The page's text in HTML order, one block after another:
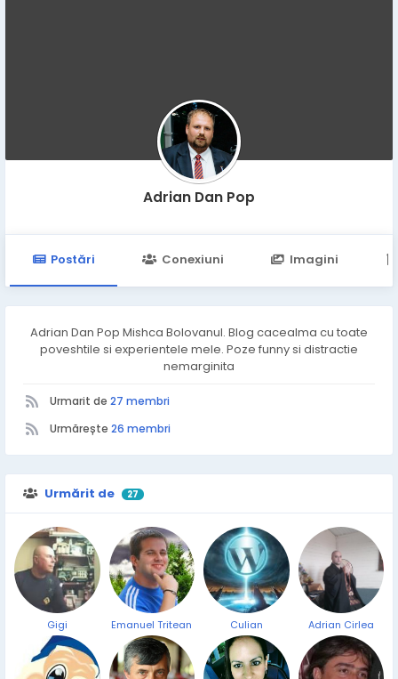
Adrian Dan Pop
Postări Conexiuni Imagini
Adrian Dan Pop Mishca Bolovanul. Blog cacealma cu toate
poveshtile si experientele mele. Poze funny si distractie
nemarginita
Urmarit de 27 membri
Urmărește 26 membri
Urmărit de 27
Gigi Emanuel Tritean Culian Adrian Cirlea